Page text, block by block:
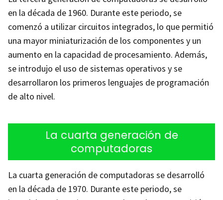
en la década de 1960. Durante este periodo, se
comenzó a utilizar circuitos integrados, lo que permitió
una mayor miniaturización de los componentes y un
aumento en la capacidad de procesamiento. Además,
se introdujo el uso de sistemas operativos y se
desarrollaron los primeros lenguajes de programación
de alto nivel.
La cuarta generación de
computadoras
La cuarta generación de computadoras se desarrolló
en la década de 1970. Durante este periodo, se